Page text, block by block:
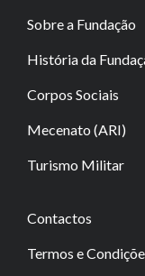
Sobre a Fundação
História da
Corpos Sociais
Mecenato (ARI)
Turismo Militar
Contactos
Termos e